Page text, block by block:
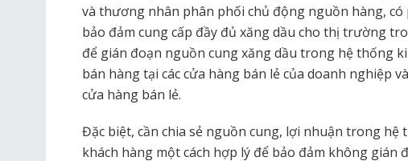
và thương nhân phân phối chủ động nguồn hàng,
bảo đảm cung cấp đầy đủ xăng dầu cho thị trường
để gián đoạn nguồn cung xăng dầu trong hệ thống
bán hàng tại các cửa hàng bán lẻ của doanh nghiệp
cửa hàng bán lẻ.
Đặc biệt, cần chia sẻ nguồn cung, lợi nhuận trong hệ
khách hàng một cách hợp lý để bảo đảm không gián